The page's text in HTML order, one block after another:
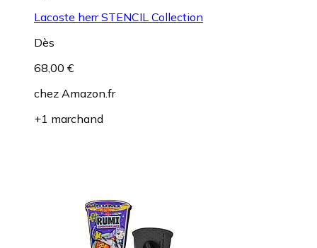
Lacoste herr STENCIL Collection
Dès
68,00 €
chez Amazon.fr
+1 marchand